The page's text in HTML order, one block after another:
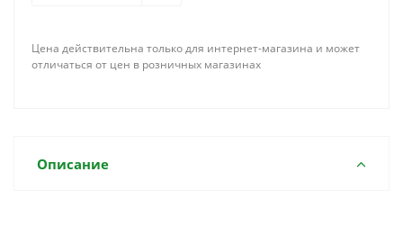
Цена действительна только для интернет-магазина и может
отличаться от цен в розничных магазинах
Описание